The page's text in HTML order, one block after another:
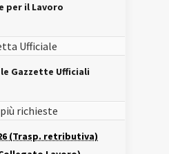
per il Lavoro
Ufficiale
Gazzette Ufficiali
richieste
(Trasp. retributiva)